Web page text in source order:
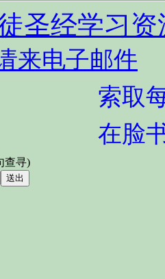
圣经学习资
来电子邮件
索取
在脸
查寻)